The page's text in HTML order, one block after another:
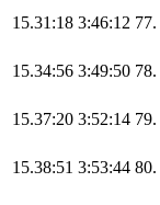
15.31:18 3:46:12 77.
15.34:56 3:49:50 78.
15.37:20 3:52:14 79.
15.38:51 3:53:44 80.